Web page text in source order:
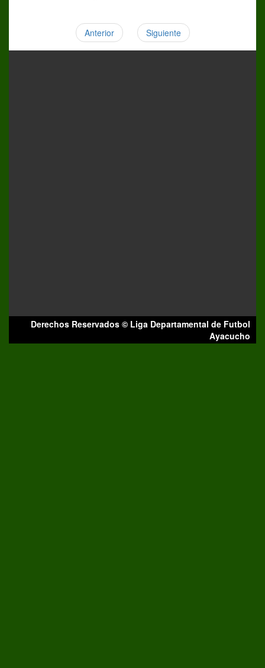
Anterior Siguiente
Derechos Reservados © Liga Departamental de Futbol
Ayacucho